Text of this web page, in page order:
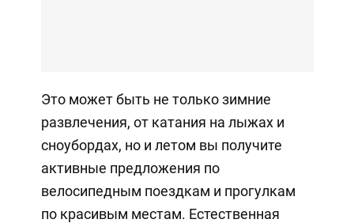
Это может быть не только зимние
развлечения, от катания на лыжах и
сноубордах, но и летом вы получите
активные предложения по
велосипедным поездкам и прогулкам
по красивым местам. Естественная